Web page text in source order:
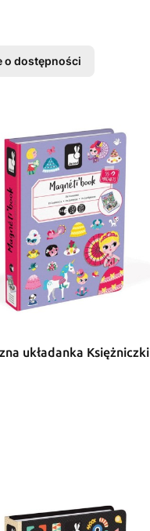
o dostępności
układanka Księżniczki